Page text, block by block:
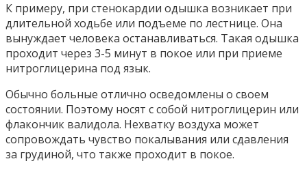
К примеру, при стенокардии одышка возникает при
длительной ходьбе или подъеме по лестнице. Она
вынуждает человека останавливаться. Такая одышка
проходит через 3-5 минут в покое или при приеме
нитроглицерина под язык.
Обычно больные отлично осведомлены о своем
состоянии. Поэтому носят с собой нитроглицерин или
флакончик валидола. Нехватку воздуха может
сопровождать чувство покалывания или сдавления
за грудиной, что также проходит в покое.